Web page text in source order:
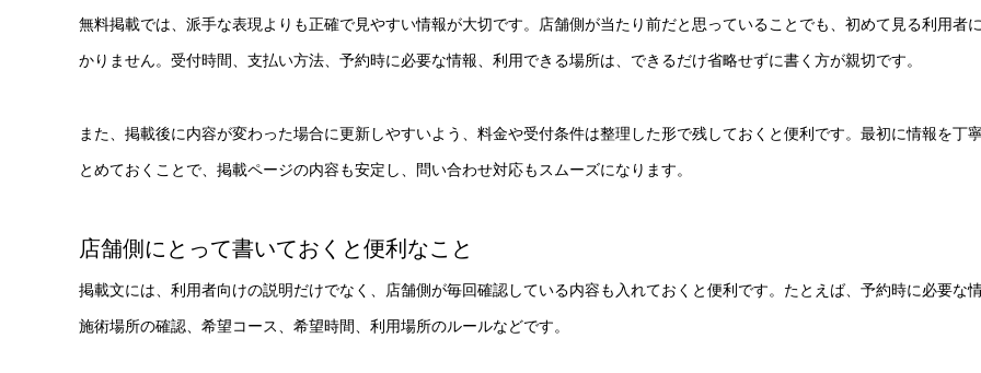
無料掲載では、派手な表現よりも正確で見やすい情報が大切です。店舗側が当たり前だと思っていることでも、初めて見る利用者
かりません。受付時間、支払い方法、予約時に必要な情報、利用できる場所は、できるだけ省略せずに書く方が親切です。
また、掲載後に内容が変わった場合に更新しやすいよう、料金や受付条件は整理した形で残しておくと便利です。最初に情報を丁
とめておくことで、掲載ページの内容も安定し、問い合わせ対応もスムーズになります。
店舗側にとって書いておくと便利なこと
掲載文には、利用者向けの説明だけでなく、店舗側が毎回確認している内容も入れておくと便利です。たとえば、予約時に必要な情
施術場所の確認、希望コース、希望時間、利用場所のルールなどです。